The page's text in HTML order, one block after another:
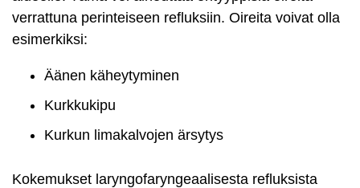
verrattuna perinteiseen refluksiin. Oireita voivat olla
esimerkiksi:
Äänen käheytyminen
Kurkkukipu
Kurkun limakalvojen ärsytys
Kokemukset laryngofaryngeaalisesta refluksista